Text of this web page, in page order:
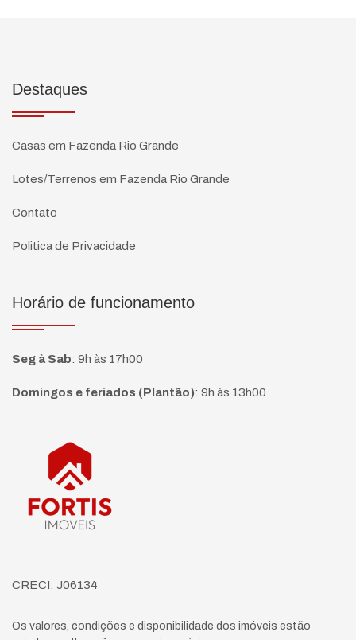
Destaques
Casas em Fazenda Rio Grande
Lotes/Terrenos em Fazenda Rio Grande
Contato
Politica de Privacidade
Horário de funcionamento
Seg à Sab: 9h às 17h00
Domingos e feriados (Plantão): 9h às 13h00
Página inicial
CRECI: J06134
Os valores, condições e disponibilidade dos imóveis estão